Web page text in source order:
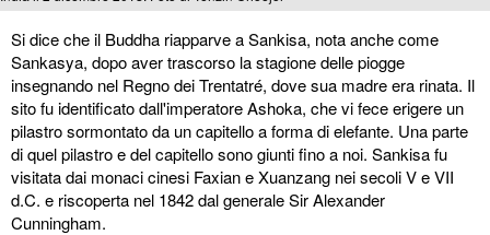
Si dice che il Buddha riapparve a Sankisa, nota anche come
Sankasya, dopo aver trascorso la stagione delle piogge
insegnando nel Regno dei Trentatré, dove sua madre era rinata. Il
sito fu identificato dall'imperatore Ashoka, che vi fece erigere un
pilastro sormontato da un capitello a forma di elefante. Una parte
di quel pilastro e del capitello sono giunti fino a noi. Sankisa fu
visitata dai monaci cinesi Faxian e Xuanzang nei secoli V e VII
d.C. e riscoperta nel 1842 dal generale Sir Alexander
Cunningham.